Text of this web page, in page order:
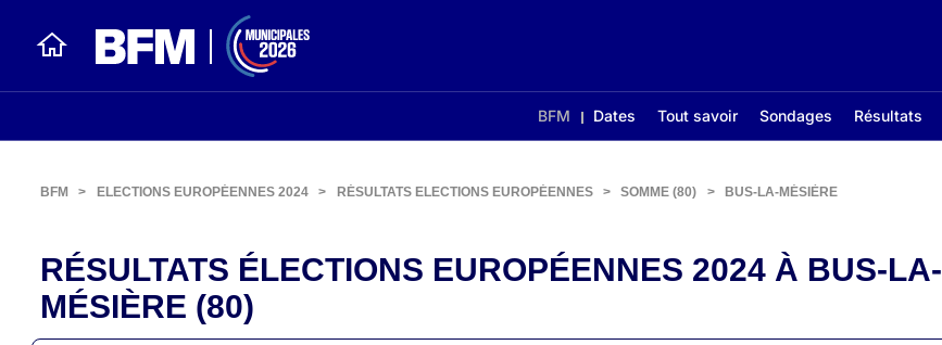
BFM Dates Tout savoir Sondages Résultats
BFM > ELECTIONS EUROPÉENNES 2024 > RÉSULTATS ELECTIONS EUROPÉENNES > SOMME (80) > BUS-LA-MÉSIÈRE
RÉSULTATS ÉLECTIONS EUROPÉENNES 2024 À BUS-LA-
MÉSIÈRE (80)